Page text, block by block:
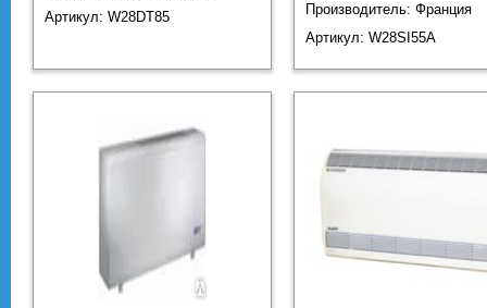
Артикул: W28DT85
Производитель: Франция
Артикул: W28SI55A